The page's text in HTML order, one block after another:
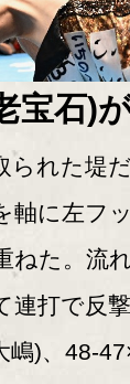
宝石)
れた堤
軸に左フ
ねた。流
連打で反
嶋)、48-